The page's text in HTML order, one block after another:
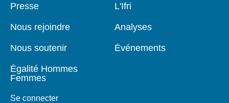
Pied
Presse
Nous rejoindre
Nous soutenir
Égalité Hommes
Femmes
Se connecter
Navigation
L'Ifri
Analyses
Événements